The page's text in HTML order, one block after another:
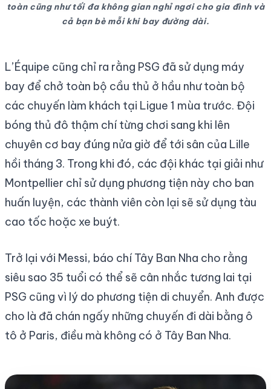
toàn cũng như tối đa không gian nghỉ ngơi cho gia đình và
cả bạn bè mỗi khi bay đường dài.
L’Équipe cũng chỉ ra rằng PSG đã sử dụng máy
bay để chở toàn bộ cầu thủ ở hầu như toàn bộ
các chuyến làm khách tại Ligue 1 mùa trước. Đội
bóng thủ đô thậm chí từng chơi sang khi lên
chuyên cơ bay đúng nửa giờ để tới sân của Lille
hồi tháng 3. Trong khi đó, các đội khác tại giải như
Montpellier chỉ sử dụng phương tiện này cho ban
huấn luyện, các thành viên còn lại sẽ sử dụng tàu
cao tốc hoặc xe buýt.
Trở lại với Messi, báo chí Tây Ban Nha cho rằng
siêu sao 35 tuổi có thể sẽ cân nhắc tương lai tại
PSG cũng vì lý do phương tiện di chuyển. Anh được
cho là đã chán ngấy những chuyến đi dài bằng ô
tô ở Paris, điều mà không có ở Tây Ban Nha.